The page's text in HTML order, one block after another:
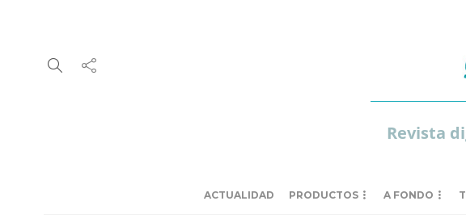
Revista
ACTUALIDAD PRODUCTOS A FONDO